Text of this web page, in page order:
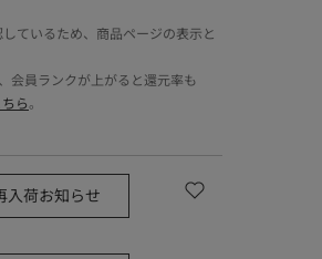
ているため、商品ページの表示と
会員ランクが上がると還元率も
ら。
入荷お知らせ